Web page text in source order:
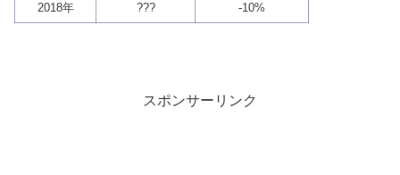
2018年 ??? -10%
スポンサーリンク